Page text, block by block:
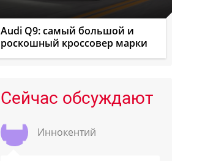
Audi Q9: самый большой и
роскошный кроссовер марки
Сейчас обсуждают
Иннокентий